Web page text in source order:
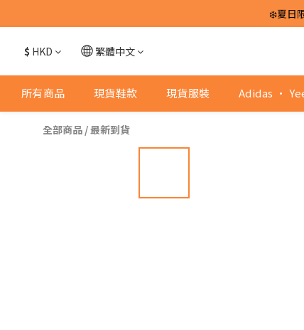
❄️夏日
$ HKD 繁體中文
所有商品 現貨鞋款 現貨服裝 Adidas ·
全部商品 /最新到貨